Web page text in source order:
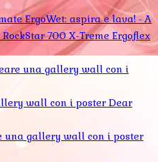
ErgoWet: aspira e lava! - A
RockStar 700 X-Treme Ergoflex
una gallery wall con i
wall con i poster Dear
una gallery wall con i poster